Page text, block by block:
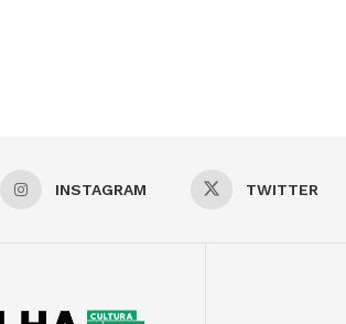
INSTAGRAM TWITTER